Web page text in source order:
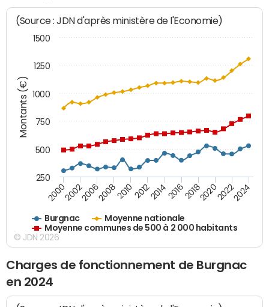
Montants (€)
(Source : JDN d'après ministère de l'Economie)
Burgnac
Moyenne nationale
Moyenne communes de 500 à 2 000 habitants
200020022006200820102012201420162018202020222024
250
500
750
1000
1250
1500
© JDN 2026
Charges de fonctionnement de Burgnac
en 2024